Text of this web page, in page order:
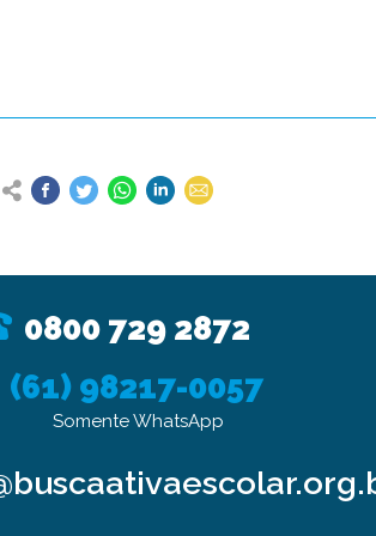
0800 729 2872
(61) 98217-0057
Somente WhatsApp